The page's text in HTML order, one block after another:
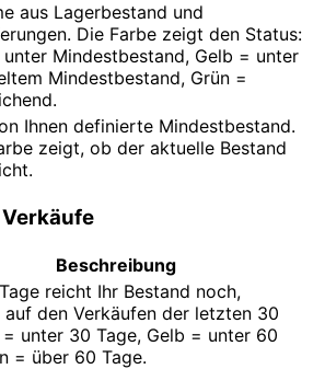
aus Lagerbestand und
Die Farbe zeigt den Status:
unter Mindestbestand, Gelb = unter
Mindestbestand, Grün =
Ihnen definierte Mindestbestand.
zeigt, ob der aktuelle Bestand
Beschreibung
reicht Ihr Bestand noch,
auf den Verkäufen der letzten 30
= unter 30 Tage, Gelb = unter 60
= über 60 Tage.